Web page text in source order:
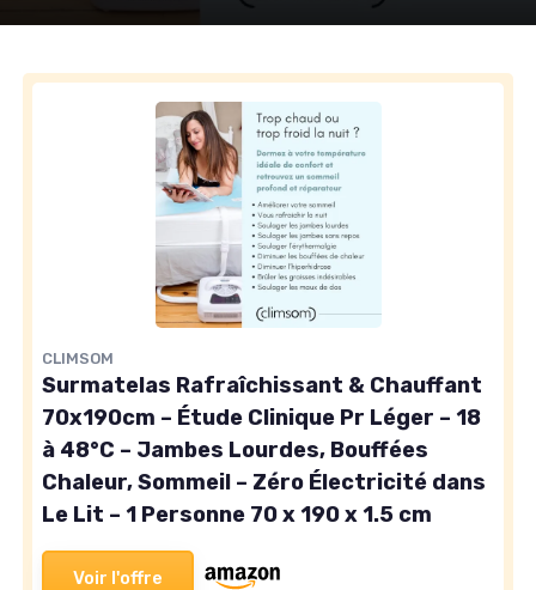
CLIMSOM
Surmatelas Rafraîchissant & Chauffant
70x190cm – Étude Clinique Pr Léger – 18
à 48°C – Jambes Lourdes, Bouffées
Chaleur, Sommeil – Zéro Électricité dans
Le Lit – 1 Personne 70 x 190 x 1.5 cm
Voir l'offre